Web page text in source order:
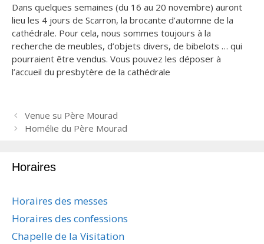
Dans quelques semaines (du 16 au 20 novembre) auront
lieu les 4 jours de Scarron, la brocante d’automne de la
cathédrale. Pour cela, nous sommes toujours à la
recherche de meubles, d’objets divers, de bibelots … qui
pourraient être vendus. Vous pouvez les déposer à
l’accueil du presbytère de la cathédrale
N
a
g
i
o
n
Venue su Père Mourad
Homélie du Père Mourad
Horaires
Horaires des messes
Horaires des confessions
Chapelle de la Visitation